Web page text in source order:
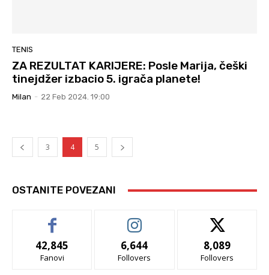
TENIS
ZA REZULTAT KARIJERE: Posle Marija, češki
tinejdžer izbacio 5. igrača planete!
Milan - 22 Feb 2024. 19:00
3 4 5
OSTANITE POVEZANI
42,845
Fanovi
6,644
Follovers
8,089
Follovers